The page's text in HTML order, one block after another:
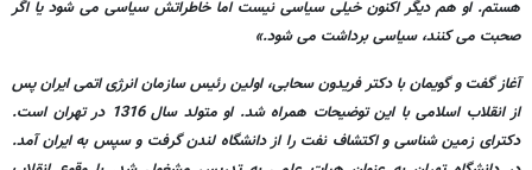
هستم. او هم دیگر اکنون خیلی سیاسی نیست اما خاطراتش سیاسی می شود یا اگر
صحبت می کنند، سیاسی برداشت می شود.»
آغاز گفت و گویمان با دکتر فریدون سحابی، اولین رئیس سازمان انرژی اتمی ایران پس
از انقلاب اسلامی با این توضیحات همراه شد. او متولد سال 1316 در تهران است.
دکترای زمین شناسی و اکتشاف نفت را از دانشگاه لندن گرفت و سپس به ایران آمد.